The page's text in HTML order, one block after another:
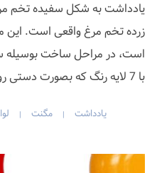
یادداشت به شکل سفیده تخم
زرده تخم مرغ واقعی است.
است، در مراحل ساخت
با 7 لایه رنگ که بصورت دستی روی آن پاشیده شده است پرداخت
یادداشت | مگنت |